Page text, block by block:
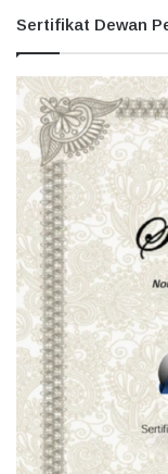
Sertifikat Dewan